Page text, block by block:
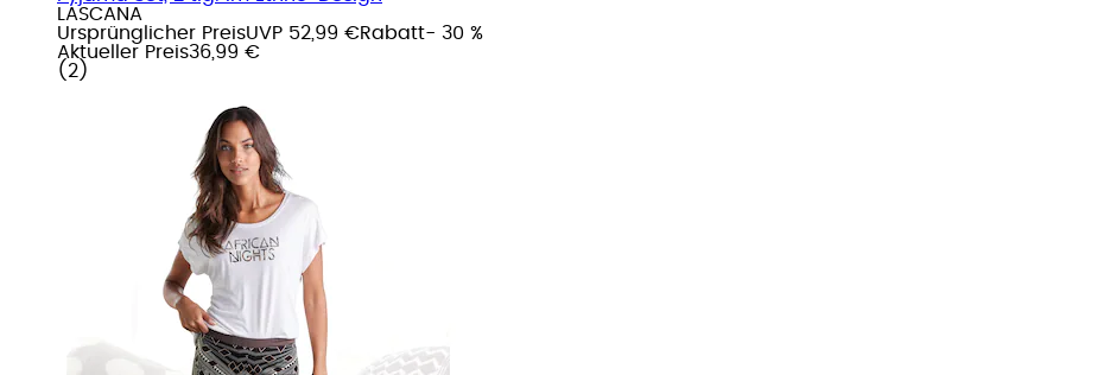
LASCANA
Ursprünglicher PreisUVP 52,99 €Rabatt- 30 %
Aktueller Preis36,99 €
( 2 )